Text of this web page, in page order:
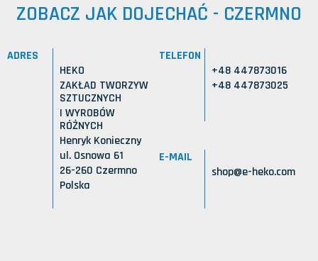
ZOBACZ JAK DOJECHAĆ - CZERMNO
ADRES
HEKO
ZAKŁAD TWORZYW
SZTUCZNYCH
I WYROBÓW
RÓŻNYCH
Henryk Konieczny
ul. Osnowa 61
26-260 Czermno
Polska
TELEFON
+48 447873016
+48 447873025
E-MAIL
shop@e-heko.com